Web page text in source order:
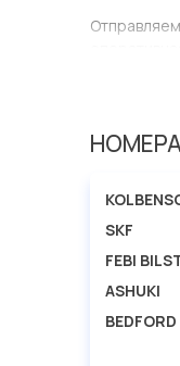
Мы
SKF
FEBI
ASHUKI
BEDFORD